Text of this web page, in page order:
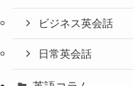
ビジネス英会話
日常英会話